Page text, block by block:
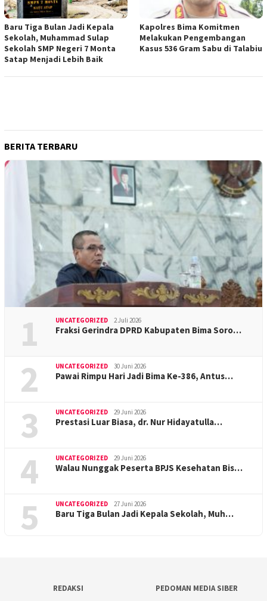
Baru Tiga Bulan Jadi Kepala
Sekolah, Muhammad Sulap
Sekolah SMP Negeri 7 Monta
Satap Menjadi Lebih Baik
Kapolres Bima Komitmen
Melakukan Pengembangan
Kasus 536 Gram Sabu di Talabiu
BERITA TERBARU
1 UNCATEGORIZED 2 Juli 2026
Fraksi Gerindra DPRD Kabupaten Bima Soro…
2 UNCATEGORIZED 30 Juni 2026
Pawai Rimpu Hari Jadi Bima Ke-386, Antus…
3 UNCATEGORIZED 29 Juni 2026
Prestasi Luar Biasa, dr. Nur Hidayatulla…
4 UNCATEGORIZED 29 Juni 2026
Walau Nunggak Peserta BPJS Kesehatan Bis…
5 UNCATEGORIZED 27 Juni 2026
Baru Tiga Bulan Jadi Kepala Sekolah, Muh…
REDAKSI
PEDOMAN MEDIA SIBER